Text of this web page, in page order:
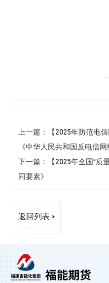
上一篇：【2025年防范电
《中华人民共和国反电信网
下一篇：【2025年全国“质
同要素》
返回列表 >